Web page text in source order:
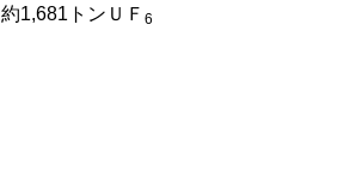
約1,681トンＵＦ 6